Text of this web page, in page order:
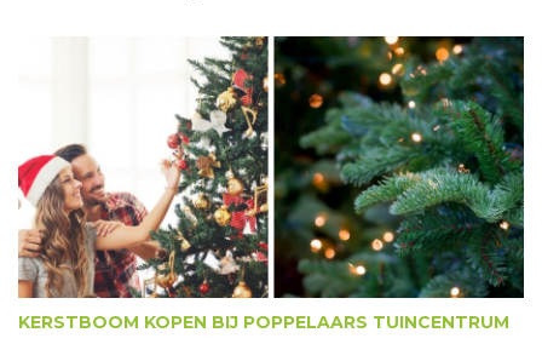
KERSTBOOM KOPEN BIJ POPPELAARS TUINCENTRUM